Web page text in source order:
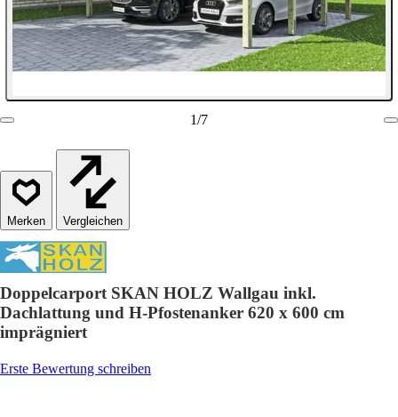
1/7
Vergleichen
Doppelcarport SKAN HOLZ Wallgau inkl.
Dachlattung und H-Pfostenanker 620 x 600 cm
imprägniert
Erste Bewertung schreiben